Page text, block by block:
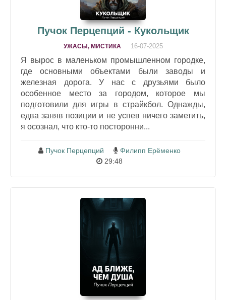
Пучок Перцепций - Кукольщик
УЖАСЫ, МИСТИКА 16-07-2025
Я вырос в маленьком промышленном городке,
где основными объектами были заводы и
железная дорога. У нас с друзьями было
особенное место за городом, которое мы
подготовили для игры в страйкбол. Однажды,
едва заняв позиции и не успев ничего заметить,
я осознал, что кто-то посторонни...
Пучок Перцепций
Филипп Ерёменко
29:48